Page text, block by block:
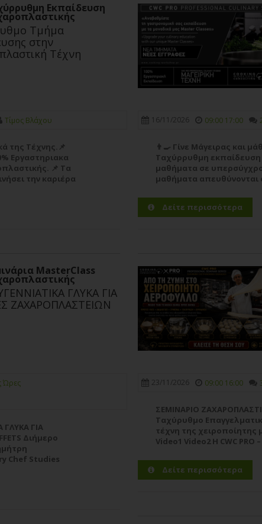
Εκπαίδευση
Τμήμα
στην
Τέχνη
Τίμος Βλάχου
της Τέχνης.📌
Εργαστηριακα
📌 Τα
την καριέρα
16/11/2026 09:00 17:00
👨‍🍳 Γίνε Μάγειρας και
Ταχύρρυθμη
μαθήματα σε
μαθήματα απευθύνονται
Δείτε περισσότερα
MasterClass
ΓΛΥΚΑ ΓΙΑ
ΖΑΧΑΡΟΠΛΑΣΤΕΙΩΝ
Ώρες
ΓΙΑ
Διήμερο
Chef Studies
23/11/2026 09:00 16:00
ΣΕΜΙΝΑΡΙΟ
Ταχύρυθμο
τέχνη της
Video1 Video2 Η CWC
Δείτε περισσότερα